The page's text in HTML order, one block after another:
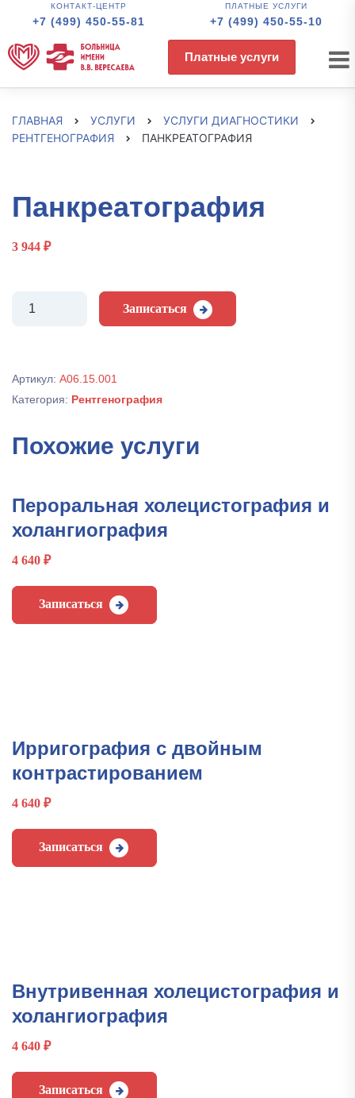
КОНТАКТ-ЦЕНТР
+7 (499) 450-55-81
ПЛАТНЫЕ УСЛУГИ
+7 (499) 450-55-10
Платные услуги
ГЛАВНАЯ УСЛУГИ
УСЛУГИ ДИАГНОСТИКИ
РЕНТГЕНОГРАФИЯ
ПАНКРЕАТОГРАФИЯ
Панкреатография
3 944 ₽
Панкреатография
Записаться
Артикул: А06.15.001
Категория: Рентгенография
Похожие услуги
Пероральная холецистография и
холангиография
4 640 ₽
Записаться
Ирригография с двойным
контрастированием
4 640 ₽
Записаться
Внутривенная холецистография и
холангиография
4 640 ₽
Записаться